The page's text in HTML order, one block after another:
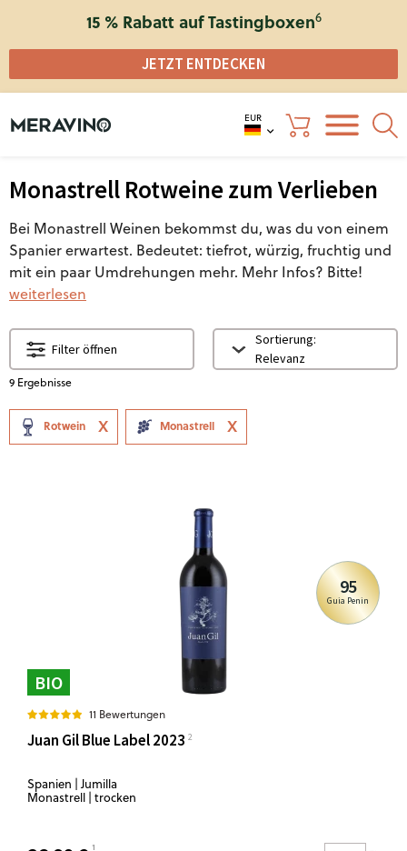
15 % Rabatt auf Tastingboxen6
JETZT ENTDECKEN
EUR
Monastrell Rotweine zum Verlieben
Bei Monastrell Weinen bekommst du, was du von einem
Spanier erwartest. Bedeutet: tiefrot, würzig, fruchtig und
mit ein paar Umdrehungen mehr. Mehr Infos? Bitte!
weiterlesen
Filter öffnen
Sortierung:
Relevanz
9 Ergebnisse
Rotwein Monastrell
95
Guia Penin
BIO
11 Bewertungen
Juan Gil Blue Label 2023
Spanien | Jumilla
Monastrell | trocken